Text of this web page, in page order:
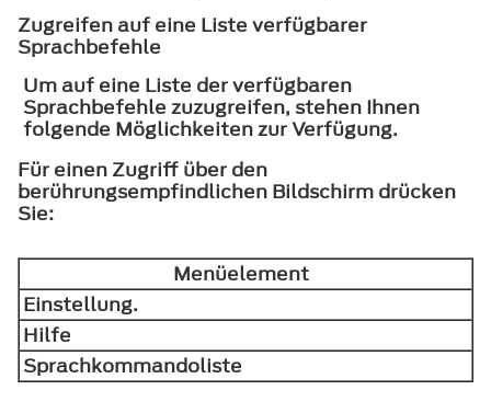
Zugreifen auf eine Liste verfügbarer
Sprachbefehle
Um auf eine Liste der verfügbaren
Sprachbefehle zuzugreifen, stehen Ihnen
folgende Möglichkeiten zur Verfügung.
Für einen Zugriff über den
berührungsempfindlichen Bildschirm drücken
Sie:
Menüelement
Einstellung.
Hilfe
Sprachkommandoliste